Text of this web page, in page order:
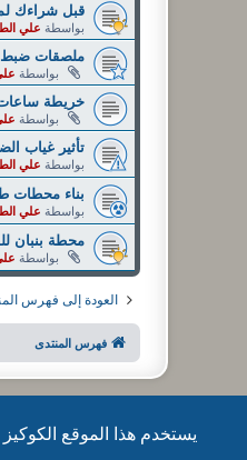
يستخدم هذا الموقع
قبل شراءك
بواسطة علي
ملصقات ضبط
بواسطة
خريطة
بواسطة
تأثير غياب
بواسطة علي
بناء محطات
بواسطة علي
محطة بنبان
بواسطة
العودة إلى فهرس
فهرس المنتدى